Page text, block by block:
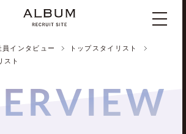
員インタビュー
トップスタイリスト
スト